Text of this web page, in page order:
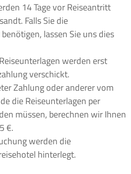
14 Tage vor Reiseantritt
Falls Sie die
lassen Sie uns dies
werden erst
verschickt.
Zahlung oder anderer vom
die Reiseunterlagen per
müssen, berechnen wir Ihnen
€.
werden die
hinterlegt.